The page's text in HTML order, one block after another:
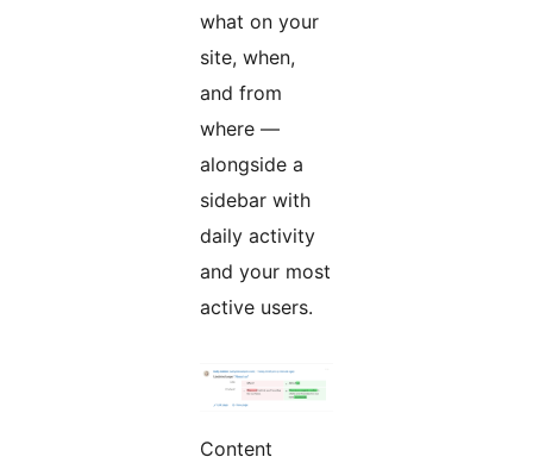
what on your
site, when,
and from
where —
alongside a
sidebar with
daily activity
and your most
active users.
Content